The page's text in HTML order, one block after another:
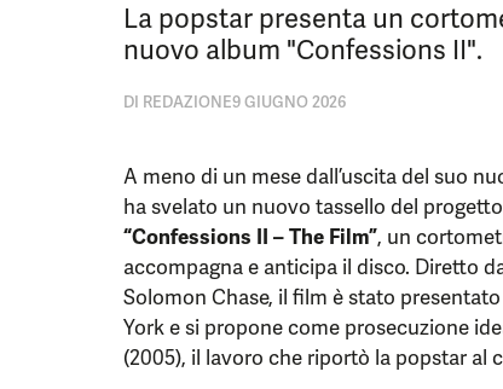
La popstar presenta un
nuovo album "Confessions II".
DI REDAZIONE9 GIUGNO 2026
A meno di un mese dall’uscita del suo
ha svelato un nuovo tassello del
“Confessions II – The Film”, un
accompagna e anticipa il disco. Diretto
Solomon Chase, il film è stato
York e si propone come prosecuzione
(2005), il lavoro che riportò la popstar al